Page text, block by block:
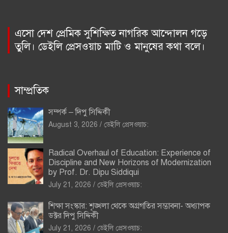
এসো দেশ প্রেমিক সুশিক্ষিত নাগরিক আন্দোলন গড়ে
তুলি। ডেইলি প্রেসওয়াচ মাটি ও মানুষের কথা বলে।
সাম্প্রতিক
সম্পর্ক – দিপু সিদ্দিকী
August 3, 2026 ডেইলি প্রেসওয়াচ:
Radical Overhaul of Education: Experience of
Discipline and New Horizons of Modernization
by Prof. Dr. Dipu Siddiqui
July 21, 2026 ডেইলি প্রেসওয়াচ:
শিক্ষা সংস্কার: শৃঙ্খলা থেকে অগ্রগতির সম্ভাবনা- অধ্যাপক
ডক্টর দিপু সিদ্দিকী
July 21, 2026 ডেইলি প্রেসওয়াচ: